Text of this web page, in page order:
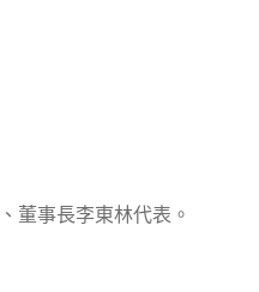
董事長李東林代表。